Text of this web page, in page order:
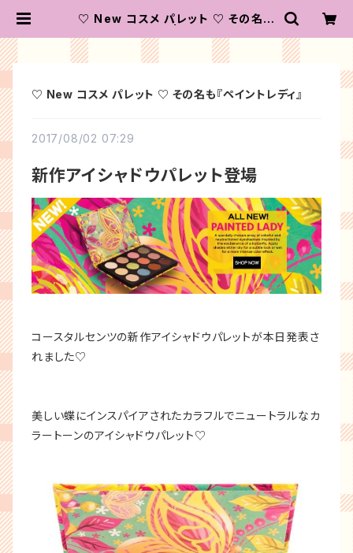
♡ New コスメ パレット ♡ その名も
ジャパン
♡ New コスメ パレット ♡ その名も『ペイントレディ』
2017/08/02 07:29
新作アイシャドウパレット登場
コースタルセンツの新作アイシャドウパレットが本日発表さ
れました♡
美しい蝶にインスパイアされたカラフルでニュートラルなカ
ラートーンのアイシャドウパレット♡